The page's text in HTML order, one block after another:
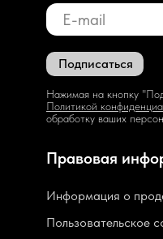
Подписаться
Нажимая на кнопку
Политикой
обработку ваших
Пользовательское
Информация о
Правовая